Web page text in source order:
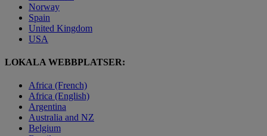
Norway
Spain
United Kingdom
USA
LOKALA WEBBPLATSER:
Africa (French)
Africa (English)
Argentina
Australia and NZ
Belgium